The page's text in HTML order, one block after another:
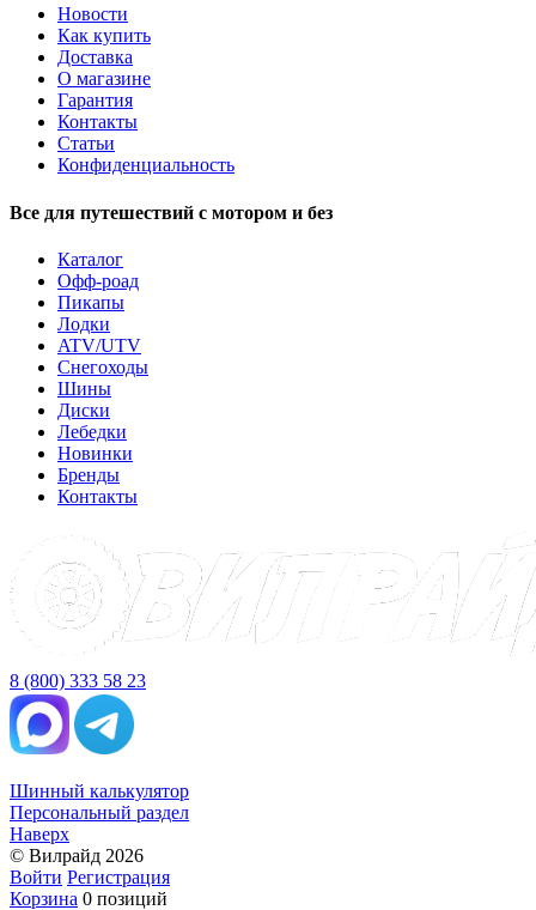
Новости
Как купить
Доставка
О магазине
Гарантия
Контакты
Статьи
Конфиденциальность
Все для путешествий с мотором и без
Каталог
Офф-роад
Пикапы
Лодки
ATV/UTV
Снегоходы
Шины
Диски
Лебедки
Новинки
Бренды
Контакты
8 (800) 333 58 23
Шинный калькулятор
Персональный раздел
Наверх
© Вилрайд 2026
Войти Регистрация
Корзина 0 позиций